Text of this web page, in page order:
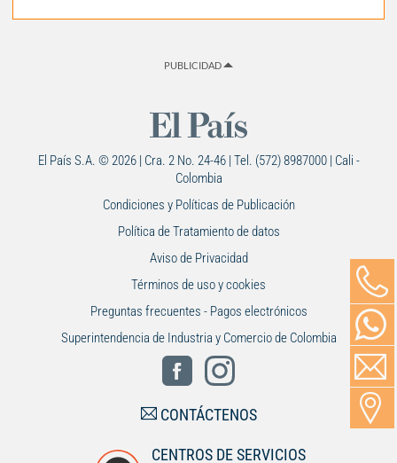
PUBLICIDAD
El País S.A. © 2026 | Cra. 2 No. 24-46 | Tel. (572) 8987000 | Cali -
Colombia
Condiciones y Políticas de Publicación
Política de Tratamiento de datos
Aviso de Privacidad
Términos de uso y cookies
Preguntas frecuentes - Pagos electrónicos
Superintendencia de Industria y Comercio de Colombia
CONTÁCTENOS
CENTROS DE SERVICIOS